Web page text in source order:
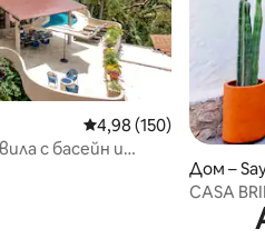
Средна оценка: 4,98
4,98 (150)
с басейн и
Дом –
CASA